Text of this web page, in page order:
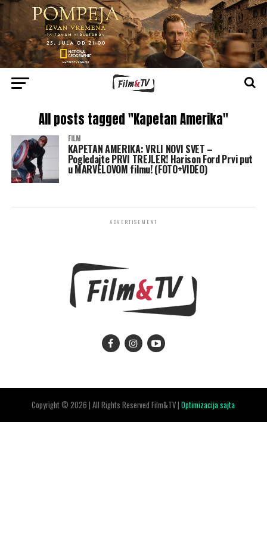
All posts tagged "Kapetan Amerika"
FILM
KAPETAN AMERIKA: VRLI NOVI SVET –
Pogledajte PRVI TREJLER! Harison Ford Prvi put
u MARVELOVOM filmu! (FOTO+VIDEO)
ADVERTISEMENT
Copyright © 2026 | All Rights Reserved Film&TV |Optimizacija sajta